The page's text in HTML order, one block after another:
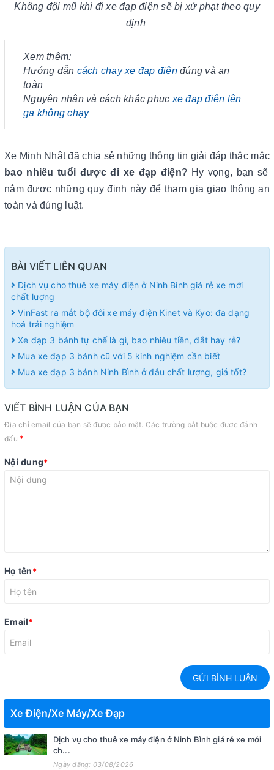
Không đội mũ khi đi xe đạp điện sẽ bị xử phạt theo quy
định
Xem thêm:
Hướng dẫn cách chạy xe đạp điệnđúng và an
toàn
Nguyên nhân và cách khắc phục xe đạp điện lên
ga không chạy
Xe Minh Nhật đã chia sẻ những thông tin giải đáp thắc mắc
bao nhiêu tuổi được đi xe đạp điện? Hy vọng, bạn sẽ
nắm được những quy định này để tham gia giao thông an
toàn và đúng luật.
BÀI VIẾT LIÊN QUAN
Dịch vụ cho thuê xe máy điện ở Ninh Bình giá rẻ xe mới
chất lượng
VinFast ra mắt bộ đôi xe máy điện Kinet và Kyo: đa dạng
hoá trải nghiệm
Xe đạp 3 bánh tự chế là gì, bao nhiêu tiền, đắt hay rẻ?
Mua xe đạp 3 bánh cũ với 5 kinh nghiệm cần biết
Mua xe đạp 3 bánh Ninh Bình ở đâu chất lượng, giá tốt?
VIẾT BÌNH LUẬN CỦA BẠN
Địa chỉ email của bạn sẽ được bảo mật. Các trường bắt buộc được đánh
dấu *
Nội dung*
Họ tên*
Email*
GỬI BÌNH LUẬN
Xe Điện/Xe Máy/Xe Đạp
Dịch vụ cho thuê xe máy điện ở Ninh Bình giá rẻ xe mới
ch...
Ngày đăng: 03/08/2026